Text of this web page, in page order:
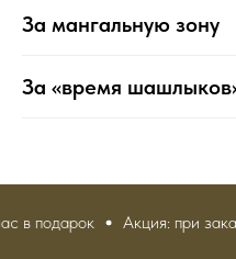
За мангальную зону
За «время
Акция: при заказе 4